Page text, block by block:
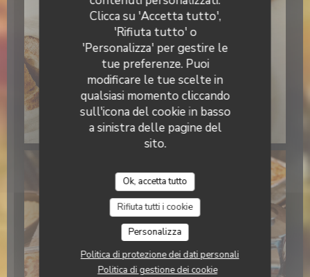
Clicca su 'Accetta tutto',
'Rifiuta tutto' o
'Personalizza' per gestire le
tue preferenze. Puoi
modificare le tue scelte in
qualsiasi momento cliccando
sull'icona del cookie in basso
a sinistra delle pagine del
sito.
Ok, accetta tutto
Rifiuta tutti i cookie
Personalizza
Politica di protezione dei dati personali
Politica di gestione dei cookie